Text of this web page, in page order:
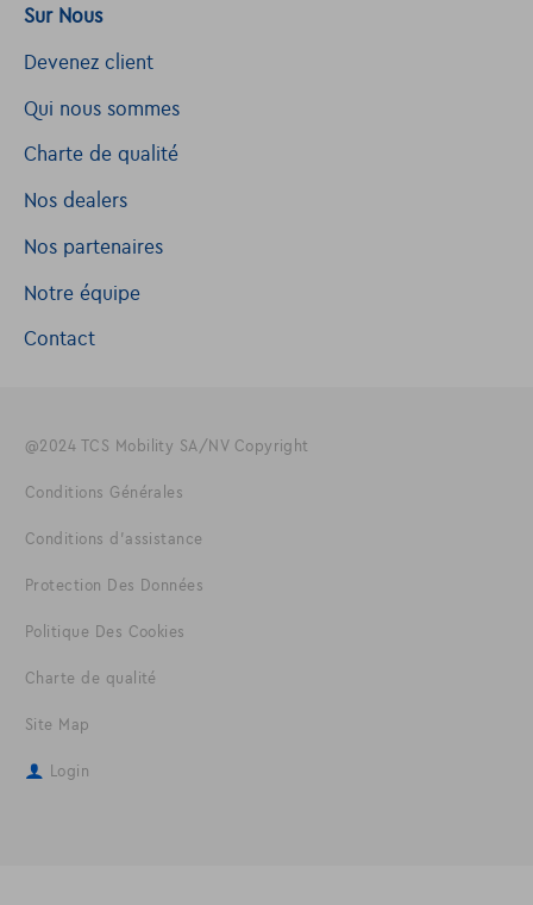
Sur Nous
Devenez client
Qui nous sommes
Charte de qualité
Nos dealers
Nos partenaires
Notre équipe
Contact
@2024 TCS Mobility SA/NV Copyright
Conditions Générales
Conditions d'assistance
Protection Des Données
Politique Des Cookies
Charte de qualité
Site Map
Login